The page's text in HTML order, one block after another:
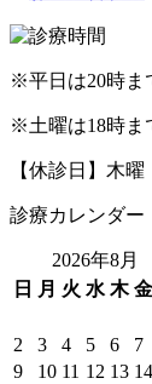
※平日は20時ま
※土曜は18時ま
【休診日】木
診療カレンダー
2026年8月
日
月 火 水 木 金
2
3 4 5 6 7
9
10 11 12 13 14